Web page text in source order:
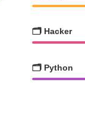
🗂️ Hacker
🗂️ Python